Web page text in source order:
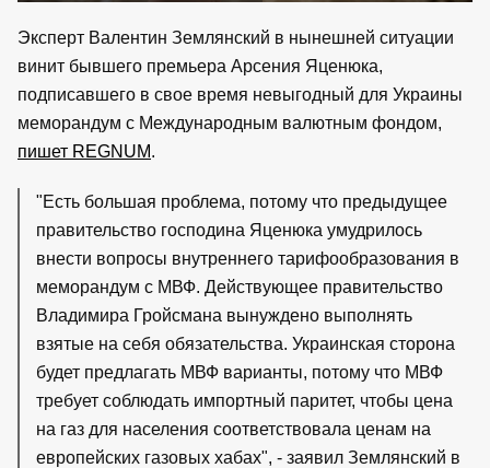
Эксперт Валентин Землянский в нынешней ситуации
винит бывшего премьера Арсения Яценюка,
подписавшего в свое время невыгодный для Украины
меморандум с Международным валютным фондом,
пишет REGNUM.
"Есть большая проблема, потому что предыдущее
правительство господина Яценюка умудрилось
внести вопросы внутреннего тарифообразования в
меморандум с МВФ. Действующее правительство
Владимира Гройсмана вынуждено выполнять
взятые на себя обязательства. Украинская сторона
будет предлагать МВФ варианты, потому что МВФ
требует соблюдать импортный паритет, чтобы цена
на газ для населения соответствовала ценам на
европейских газовых хабах", - заявил Землянский в